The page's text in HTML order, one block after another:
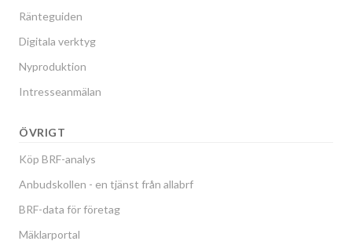
Ränteguiden
Digitala verktyg
Nyproduktion
Intresseanmälan
ÖVRIGT
Köp BRF-analys
Anbudskollen - en tjänst från allabrf
BRF-data för företag
Mäklarportal